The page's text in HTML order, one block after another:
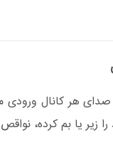
زیر یا بم کرده،